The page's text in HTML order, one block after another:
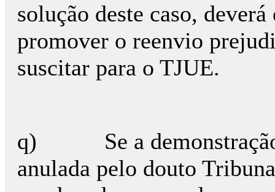
solução deste caso,
promover o reenvio
suscitar para o TJUE.
q) Se a demonstração
anulada pelo douto